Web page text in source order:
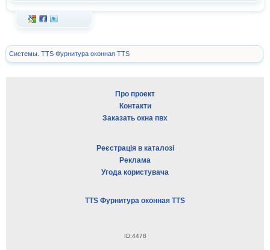
Системы. TTS Фурнитура оконная TTS
Про проект
Контакти
Заказать окна пвх
Реєстрація в каталозі
Реклама
Угода користувача
TTS Фурнитура оконная TTS
ID:4478